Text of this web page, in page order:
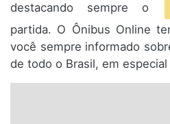
destacando sempre o
partida. O Ônibus Online
você sempre informado
de todo o Brasil, em